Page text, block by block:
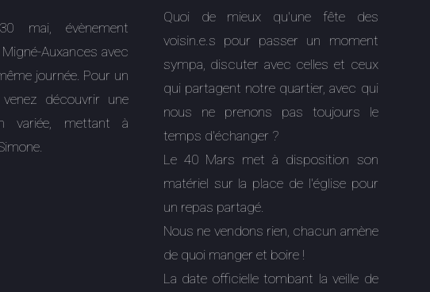
mai, évènement
Auxances avec
journée. Pour un
découvrir une
variée, mettant à
Quoi de mieux qu'une fête des
voisin.e.s pour passer un moment
sympa, discuter avec celles et ceux
qui partagent notre quartier, avec qui
nous ne prenons pas toujours le
temps d'échanger ?
Le 40 Mars met à disposition son
matériel sur la place de l'église pour
un repas partagé.
Nous ne vendons rien, chacun amène
de quoi manger et boire !
La date officielle tombant la veille de